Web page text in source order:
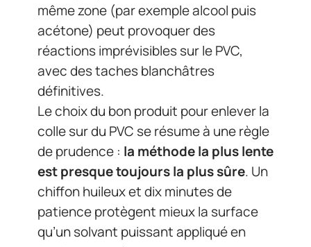
même zone (par exemple alcool puis
acétone) peut provoquer des
réactions imprévisibles sur le PVC,
avec des taches blanchâtres
définitives.
Le choix du bon produit pour enlever la
colle sur du PVC se résume à une règle
de prudence : la méthode la plus lente
est presque toujours la plus sûre. Un
chiffon huileux et dix minutes de
patience protègent mieux la surface
qu’un solvant puissant appliqué en